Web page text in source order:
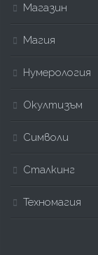
Магазин
Магия
Нумерология
Окултизъм
Символи
Сталкинг
Техномагия